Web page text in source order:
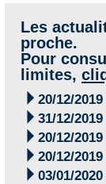
Les
proche.
Pour
limites,
 20/12/2019
 31/12/2019
 20/12/2019
 20/12/2019
 03/01/2020